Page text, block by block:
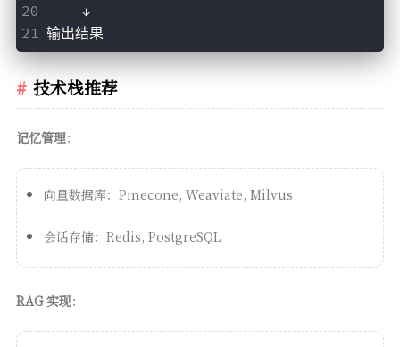
    ↓
输出结果
技术栈推荐
记忆管理：
向量数据库：Pinecone, Weaviate, Milvus
会话存储：Redis, PostgreSQL
RAG 实现：